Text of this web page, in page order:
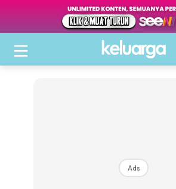
Ads